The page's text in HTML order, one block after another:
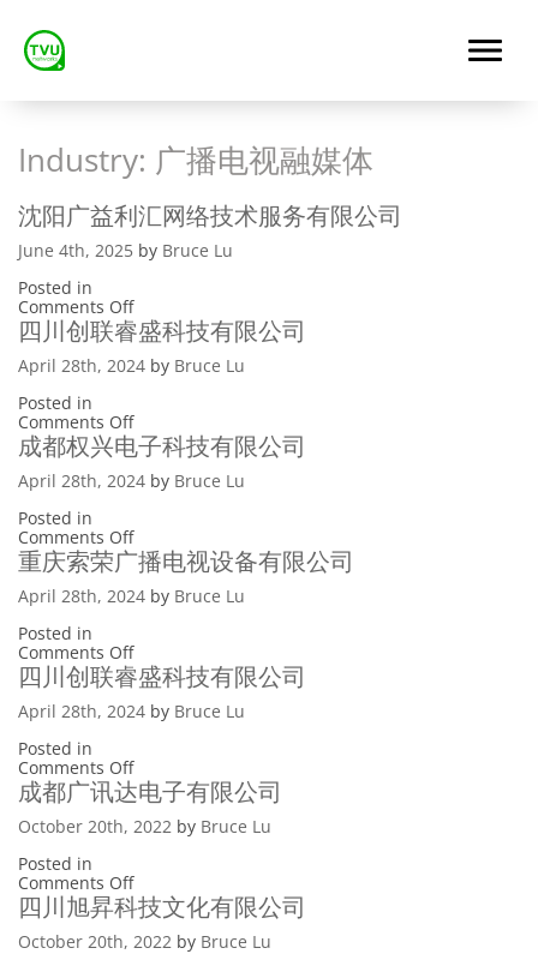
Industry: 广播电视融媒体
沈阳广益利汇网络技术服务有限公司
June 4th, 2025 by Bruce Lu
Posted in
Comments Offon
沈
阳
广
汇
网
络
技
务
有
限
公
四川创联睿盛科技有限公司
April 28th, 2024 by Bruce Lu
Posted in
Comments Offon
四
川
创
盛
科
技
有
司
成都权兴电子科技有限公司
April 28th, 2024 by Bruce Lu
Posted in
Comments Offon
成
都
权
子
科
技
有
司
重庆索荣广播电视设备有限公司
April 28th, 2024 by Bruce Lu
Posted in
Comments Offon
重
庆
索
播
电
视
设
限
公
司
四川创联睿盛科技有限公司
April 28th, 2024 by Bruce Lu
Posted in
Comments Offon
四
川
创
盛
科
技
有
成都广讯达电子有限公司
October 20th, 2022 by Bruce Lu
Posted in
Comments Offon
成
都
广
四川旭昇科技文化有限公司
October 20th, 2022 by Bruce Lu